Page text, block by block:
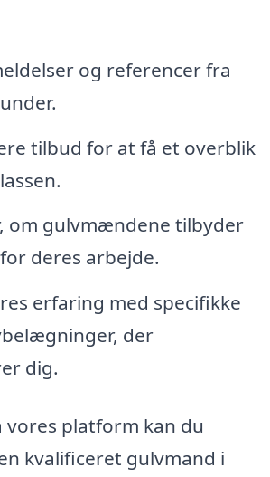
og referencer fra
tilbud for at få et overblik
om gulvmændene tilbyder
deres arbejde.
erfaring med specifikke
der
dig.
platform kan du
kvalificeret gulvmand i